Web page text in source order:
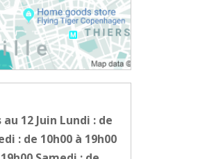
12 Juin Lundi : de
: de 10h00 à 19h00